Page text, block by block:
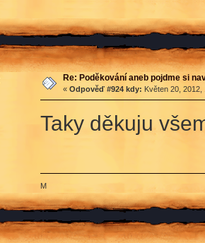
Re: Poděkování aneb pojdme si
« Odpověď #924 kdy: Květen 20, 2012,
Taky děkuju
M